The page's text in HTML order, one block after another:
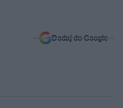
Dodaj do Google